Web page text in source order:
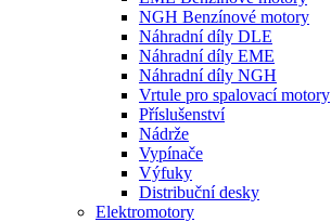
NGH Benzínové motory
Náhradní díly DLE
Náhradní díly EME
Náhradní díly NGH
Vrtule pro spalovací motory
Příslušenství
Nádrže
Vypínače
Výfuky
Distribuční desky
Elektromotory